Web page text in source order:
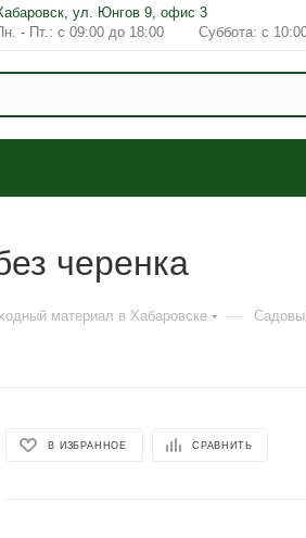
ул. Юнгов 9, офис 3
- Пт.: с 09:00 до 18:00 Суббота: с
черенка
материал в Хабаровске —
В ИЗБРАННОЕ СРАВНИТЬ